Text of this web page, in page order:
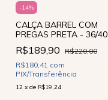
-14%
CALÇA BARREL COM
PREGAS PRETA - 36/40
R$189,90 R$220,00
R$180,41 com
PIX/Transferência
12 x de R$19,24